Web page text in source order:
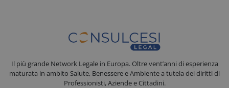
Il più grande Network Legale in Europa. Oltre vent’anni di esperienza
maturata in ambito Salute, Benessere e Ambiente a tutela dei diritti di
Professionisti, Aziende e Cittadini.
.consulcesi.it